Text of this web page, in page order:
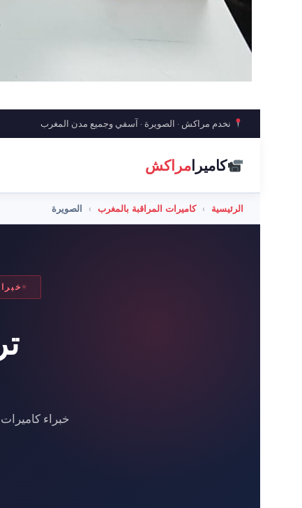
نخدم مراكش · الصويرة · آسفي وجميع مدن المغرب
كاميرامراكش
الرئيسية › كاميرات المراقبة بالمغرب › الصويرة
خبراء